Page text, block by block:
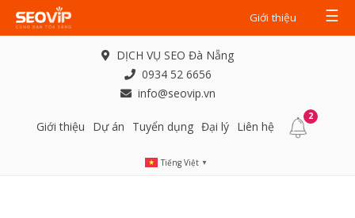
Giới thiệu ☰
DỊCH VỤ SEO Đà Nẵng
0934 52 6656
info@seovip.vn
Giới thiệu Dự án Tuyển dụng Đại lý Liên hệ
2
Tiếng Việt ▼